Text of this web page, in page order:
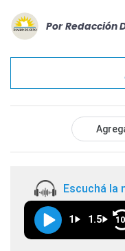
Por Redacción
Escuchá la
1 1.5 10